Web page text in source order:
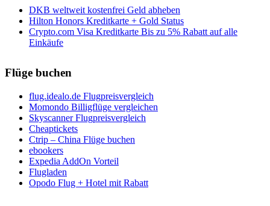
DKB weltweit kostenfrei Geld abheben
Hilton Honors Kreditkarte + Gold Status
Crypto.com Visa Kreditkarte Bis zu 5% Rabatt auf alle
Einkäufe
Flüge buchen
flug.idealo.de Flugpreisvergleich
Momondo Billigflüge vergleichen
Skyscanner Flugpreisvergleich
Cheaptickets
Ctrip – China Flüge buchen
ebookers
Expedia AddOn Vorteil
Flugladen
Opodo Flug + Hotel mit Rabatt